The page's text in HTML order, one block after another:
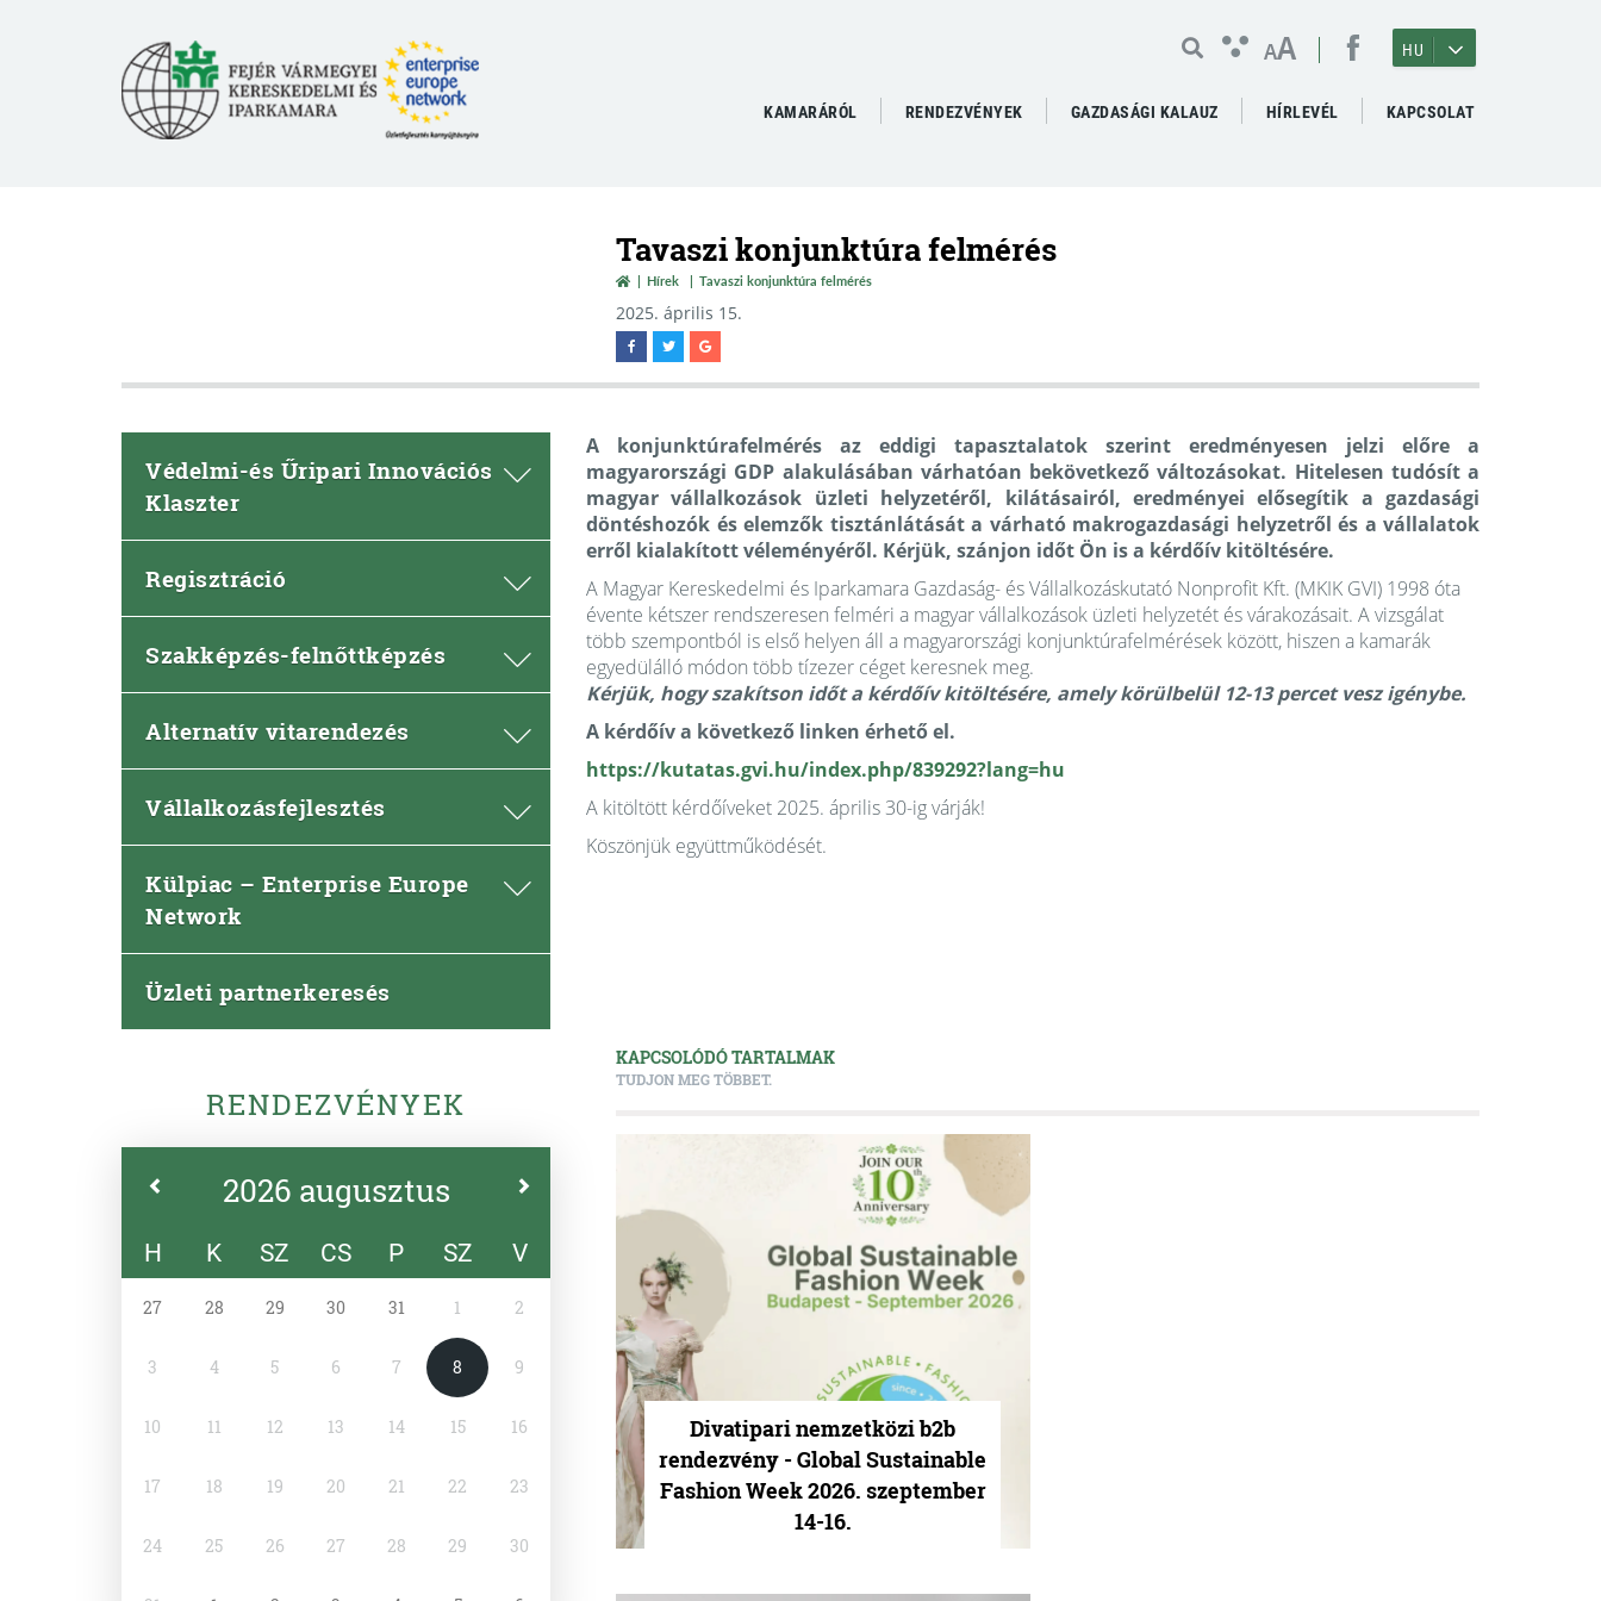
AA HU
KAMARÁRÓL RENDEZVÉNYEK GAZDASÁGI KALAUZ HÍRLEVÉL KAPCSOLAT
Tavaszi konjunktúra felmérés
Hírek Tavaszi konjunktúra felmérés
2025. április 15.
Védelmi-és Űripari Innovációs
Klaszter
Regisztráció
Szakképzés-felnőttképzés
Alternatív vitarendezés
Vállalkozásfejlesztés
Külpiac – Enterprise Europe
Network
Üzleti partnerkeresés
RENDEZVÉNYEK
2026 augusztus
H K SZ CS P SZ V
27 28 29 30 31 1 2
3 4 5 6 7 8 9
10 11 12 13 14 15 16
17 18 19 20 21 22 23
24 25 26 27 28 29 30
A konjunktúrafelmérés az eddigi tapasztalatok szerint eredményesen jelzi előre a
magyarországi GDP alakulásában várhatóan bekövetkező változásokat. Hitelesen tudósít a
magyar vállalkozások üzleti helyzetéről, kilátásairól, eredményei elősegítik a gazdasági
döntéshozók és elemzők tisztánlátását a várható makrogazdasági helyzetről és a vállalatok
erről kialakított véleményéről. Kérjük, szánjon időt Ön is a kérdőív kitöltésére.
A Magyar Kereskedelmi és Iparkamara Gazdaság- és Vállalkozáskutató Nonprofit Kft. (MKIK GVI) 1998 óta
évente kétszer rendszeresen felméri a magyar vállalkozások üzleti helyzetét és várakozásait. A vizsgálat
több szempontból is első helyen áll a magyarországi konjunktúrafelmérések között, hiszen a kamarák
egyedülálló módon több tízezer céget keresnek meg.
Kérjük, hogy szakítson időt a kérdőív kitöltésére, amely körülbelül 12-13 percet vesz igénybe.
A kérdőív a következő linken érhető el.
https://kutatas.gvi.hu/index.php/839292?lang=hu
A kitöltött kérdőíveket 2025. április 30-ig várják!
Köszönjük együttműködését.
KAPCSOLÓDÓ TARTALMAK
TUDJON MEG TÖBBET.
Divatipari nemzetközi b2b
rendezvény - Global Sustainable
Fashion Week 2026. szeptember
14-16.